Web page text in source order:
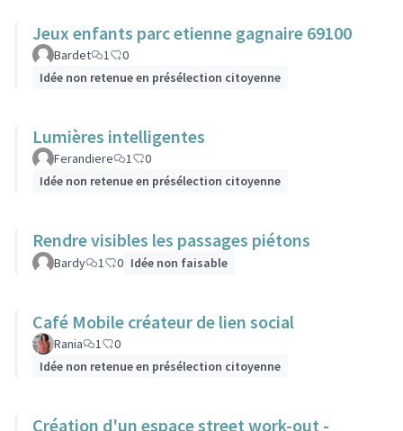
Jeux enfants parc etienne gagnaire 69100
Bardet 1
0
Idée non retenue en présélection citoyenne
Lumières intelligentes
Ferandiere 1
0
Idée non retenue en présélection citoyenne
Rendre visibles les passages piétons
Bardy 1 0 Idée non faisable
Café Mobile créateur de lien social
Rania 1
0
Idée non retenue en présélection citoyenne
Création d'un espace street work-out -